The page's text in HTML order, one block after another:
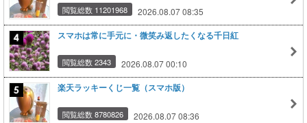
閲覧総数 11201968 2026.08.07 08:35
スマホは常に手元に・微笑み返したくなる千日紅
閲覧総数 2343 2026.08.07 00:10
楽天ラッキーくじ一覧（スマホ版）
閲覧総数 8780826 2026.08.07 08:36